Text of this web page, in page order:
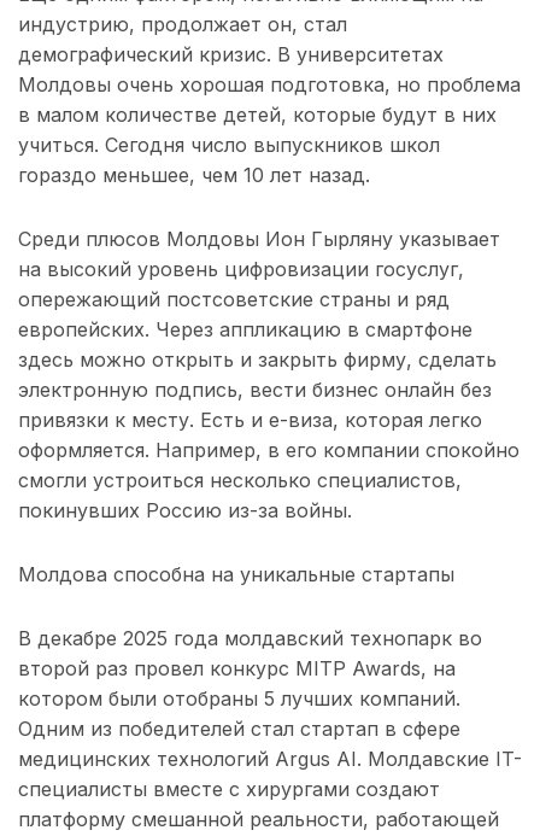
индустрию, продолжает он, стал
демографический кризис. В университетах
Молдовы очень хорошая подготовка, но проблема
в малом количестве детей, которые будут в них
учиться. Сегодня число выпускников школ
гораздо меньшее, чем 10 лет назад.
Среди плюсов Молдовы Ион Гырляну указывает
на высокий уровень цифровизации госуслуг,
опережающий постсоветские страны и ряд
европейских. Через аппликацию в смартфоне
здесь можно открыть и закрыть фирму, сделать
электронную подпись, вести бизнес онлайн без
привязки к месту. Есть и е-виза, которая легко
оформляется. Например, в его компании спокойно
смогли устроиться несколько специалистов,
покинувших Россию из-за войны.
Молдова способна на уникальные стартапы
В декабре 2025 года молдавский технопарк во
второй раз провел конкурс MITP Awards, на
котором были отобраны 5 лучших компаний.
Одним из победителей стал стартап в сфере
медицинских технологий Argus AI. Молдавские IT-
специалисты вместе с хирургами создают
платформу смешанной реальности, работающей